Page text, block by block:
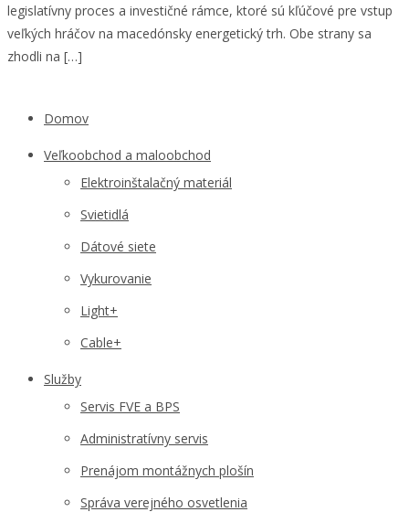
legislatívny proces a investičné rámce, ktoré sú kľúčové pre vstup
veľkých hráčov na macedónsky energetický trh. Obe strany sa
zhodli na […]
Domov
Veľkoobchod a maloobchod
Elektroinštalačný materiál
Svietidlá
Dátové siete
Vykurovanie
Light+
Cable+
Služby
Servis FVE a BPS
Administratívny servis
Prenájom montážnych plošín
Správa verejného osvetlenia